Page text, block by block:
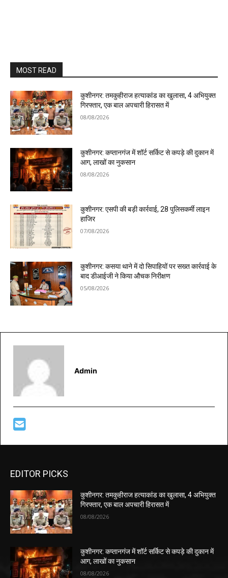
MOST READ
कुशीनगर: तमकुहीराज हत्याकांड का खुलासा, 4 अभियुक्त
गिरफ्तार, एक बाल अपचारी हिरासत में
08/08/2026
कुशीनगर: कप्तानगंज में शॉर्ट सर्किट से कपड़े की दुकान में
आग, लाखों का नुकसान
08/08/2026
कुशीनगर: एसपी की बड़ी कार्रवाई, 28 पुलिसकर्मी लाइन
हाजिर
07/08/2026
कुशीनगर: कसया थाने में दो सिपाहियों पर सख्त कार्रवाई के
बाद डीआईजी ने किया औचक निरीक्षण
05/08/2026
Admin
EDITOR PICKS
कुशीनगर: तमकुहीराज हत्याकांड का खुलासा, 4 अभियुक्त
गिरफ्तार, एक बाल अपचारी हिरासत में
08/08/2026
कुशीनगर: कप्तानगंज में शॉर्ट सर्किट से कपड़े की दुकान में
आग, लाखों का नुकसान
08/08/2026